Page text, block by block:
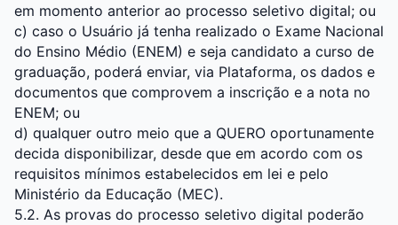
em momento anterior ao processo seletivo digital; ou
c) caso o Usuário já tenha realizado o Exame Nacional
do Ensino Médio (ENEM) e seja candidato a curso de
graduação, poderá enviar, via Plataforma, os dados e
documentos que comprovem a inscrição e a nota no
ENEM; ou
d) qualquer outro meio que a QUERO oportunamente
decida disponibilizar, desde que em acordo com os
requisitos mínimos estabelecidos em lei e pelo
Ministério da Educação (MEC).
5.2. As provas do processo seletivo digital poderão